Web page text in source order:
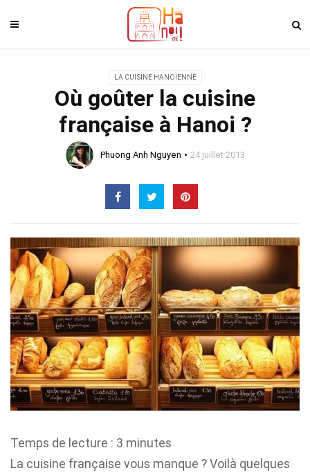
LA CUISINE HANOIENNE
Où goûter la cuisine
française à Hanoi ?
Phuong Anh Nguyen 24 juillet 2013
Temps de lecture : 3 minutes
La cuisine française vous manque ? Voilà quelques